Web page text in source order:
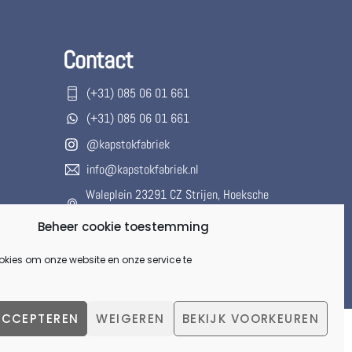
Beheer cookie toestemming
om onze website en onze service te
WEIGEREN BEKIJK VOORKEUREN
To
Contact
(+31) 085 06 01 661
(+31) 085 06 01 661
@kapstokfabriek
info@kapstokfabriek.nl
Waleplein 23291 CZ Strijen, Hoeksche